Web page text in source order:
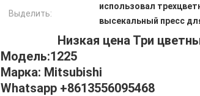
Выделить:
использовал
высекальный пресс
Низкая цена Три
Модель:1225
Марка: Mitsubishi
Whatsapp +8613556095468